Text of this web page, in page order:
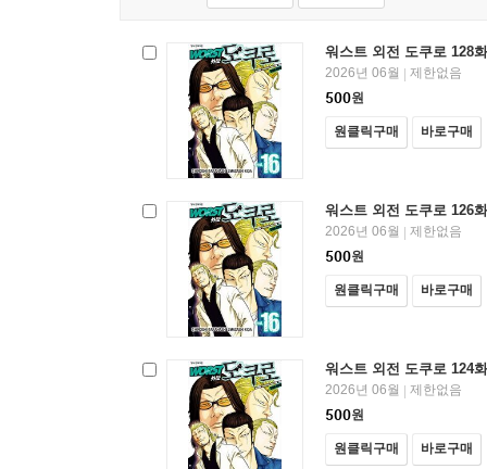
워스트 외전 도쿠로 128화
2026년 06월 | 제한없음
500원
원클릭구매 바로구매
워스트 외전 도쿠로 126화
2026년 06월 | 제한없음
500원
원클릭구매 바로구매
워스트 외전 도쿠로 124화
2026년 06월 | 제한없음
500원
원클릭구매 바로구매